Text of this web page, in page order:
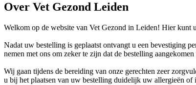
Over Vet Gezond Leiden
Welkom op de website van Vet Gezond in Leiden! Hier kunt
Nadat uw bestelling is geplaatst ontvangt u een bevestiging
nemen met ons om zeker te zijn dat de bestelling aangekomen
Wij gaan tijdens de bereiding van onze gerechten zeer
u bij het plaatsen van uw bestelling duidelijk uw allergieën of